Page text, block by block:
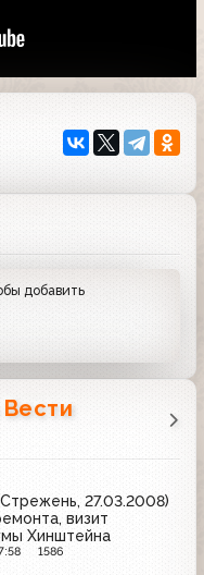
добавить
Вести
27.03.2008)
визит
Хинштейна
1586